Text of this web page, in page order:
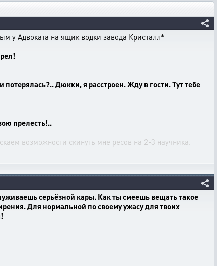
у Адвоката на ящик водки завода Кристалл*
Дюкки, я расстроен. Жду в гости. Тут тебе
прелесть!..
возможности скинуть мне ресов на 2-3 научника.
серьёзной кары. Как ты смеешь вещать такое
Для нормальной по своему ужасу для твоих